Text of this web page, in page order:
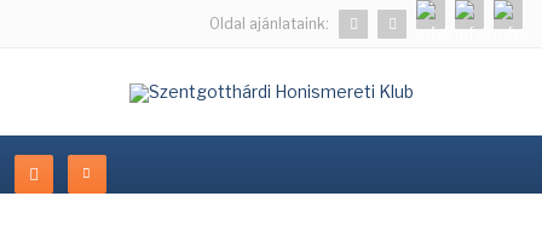
Oldal ajánlataink: